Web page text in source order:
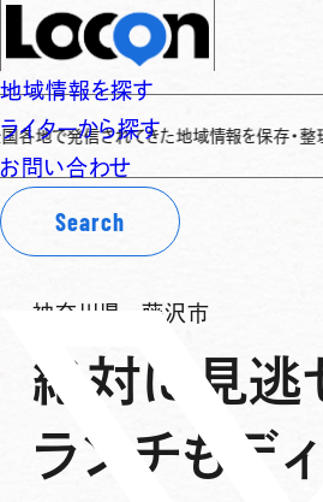
地域情報を探す
ライターから探す
お問い合わせ
Search
てきた地域情報を保存・整理し、継続的に
神奈川県 藤沢市
絶対に見逃
ランチもデ